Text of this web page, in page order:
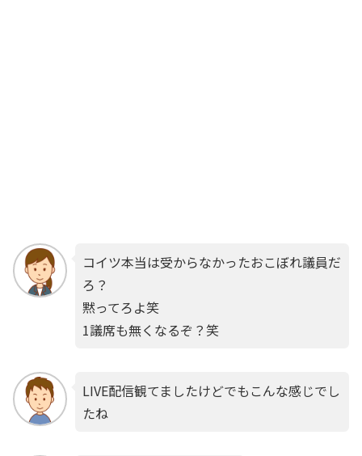
コイツ本当は受からなかったおこぼれ議員だ
ろ？
黙ってろよ笑
1議席も無くなるぞ？笑
LIVE配信観てましたけどでもこんな感じでし
たね